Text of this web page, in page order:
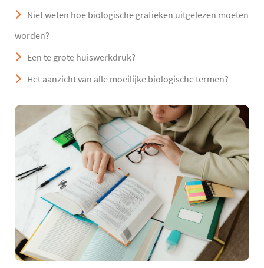
Niet weten hoe biologische grafieken uitgelezen moeten
worden?
Een te grote huiswerkdruk?
Het aanzicht van alle moeilijke biologische termen?